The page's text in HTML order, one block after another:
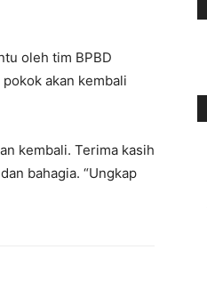
oleh tim BPBD
akan kembali
kembali. Terima kasih
bahagia. “Ungkap